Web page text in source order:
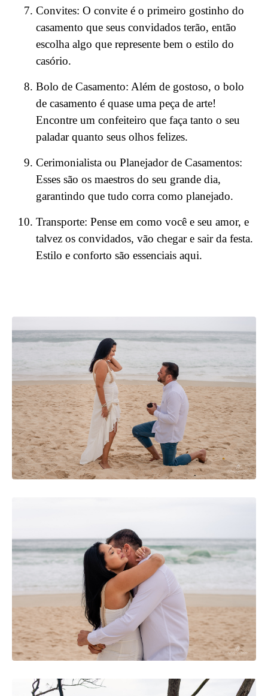
Convites: O convite é o primeiro gostinho do
casamento que seus convidados terão, então
escolha algo que represente bem o estilo do
casório.
Bolo de Casamento: Além de gostoso, o bolo
de casamento é quase uma peça de arte!
Encontre um confeiteiro que faça tanto o seu
paladar quanto seus olhos felizes.
Cerimonialista ou Planejador de Casamentos:
Esses são os maestros do seu grande dia,
garantindo que tudo corra como planejado.
Transporte: Pense em como você e seu amor, e
talvez os convidados, vão chegar e sair da festa.
Estilo e conforto são essenciais aqui.